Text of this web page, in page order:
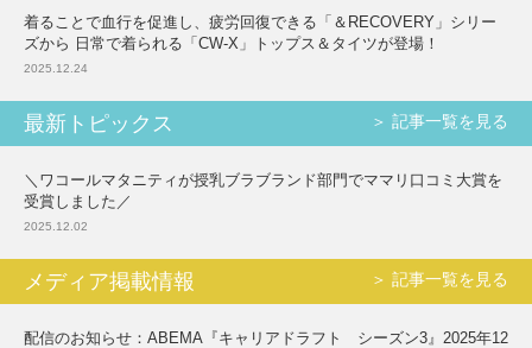
お知らせ
ワコールウェブストア
公式アプリ
ニュース＆トピックス
着ることで血行を促進し、疲労回復できる「＆RECOVERY」シリー
ズから 日常で着られる「CW-X」トップス＆タイツが登場！
2025.12.24
最新トピックス ＞ 記事一覧を見る
＼ワコールマタニティが授乳ブラブランド部門でママリ口コミ大賞を
受賞しました／
2025.12.02
メディア掲載情報 ＞ 記事一覧を見る
配信のお知らせ：ABEMA『キャリアドラフト シーズン3』2025年12